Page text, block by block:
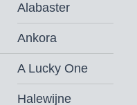
Alabaster
Ankora
A Lucky One
Halewijne